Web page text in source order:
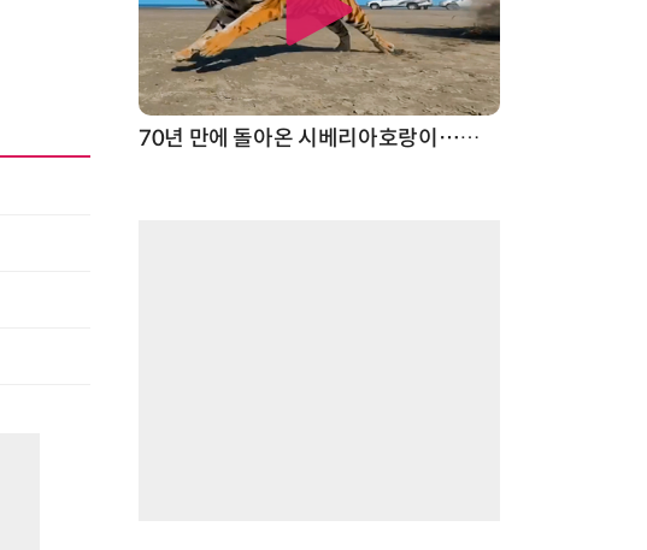
70년 만에 돌아온 시베리아호랑이…카자흐스탄 야생에 풀렸다